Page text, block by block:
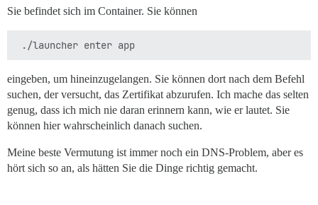
Sie befindet sich im Container. Sie können
eingeben, um hineinzugelangen. Sie können dort nach dem Befehl
suchen, der versucht, das Zertifikat abzurufen. Ich mache das selten
genug, dass ich mich nie daran erinnern kann, wie er lautet. Sie
können hier wahrscheinlich danach suchen.
Meine beste Vermutung ist immer noch ein DNS-Problem, aber es
hört sich so an, als hätten Sie die Dinge richtig gemacht.